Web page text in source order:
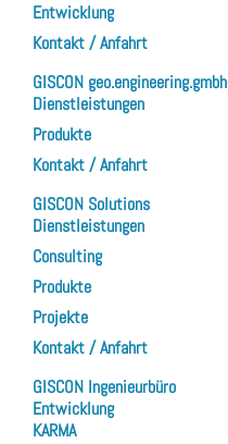
Entwicklung
Kontakt / Anfahrt
GISCON geo.engineering.gmbh
Dienstleistungen
Produkte
Kontakt / Anfahrt
GISCON Solutions
Dienstleistungen
Consulting
Produkte
Projekte
Kontakt / Anfahrt
GISCON Ingenieurbüro
Entwicklung
KARMA